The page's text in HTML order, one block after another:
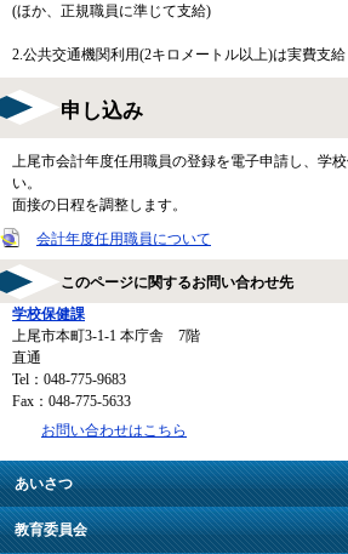
(ほか、正規職員に準じて支給)
2.公共交通機関利用(2キロメートル以上)は実費支給
申し込み
上尾市会計年度任用職員の登録を電子申請し、学
い。
面接の日程を調整します。
会計年度任用職員について
このページに関するお問い合わせ先
学校保健課
上尾市本町3-1-1 本庁舎 7階
直通
Tel：048-775-9683
Fax：048-775-5633
お問い合わせはこちら
あいさつ
教育委員会